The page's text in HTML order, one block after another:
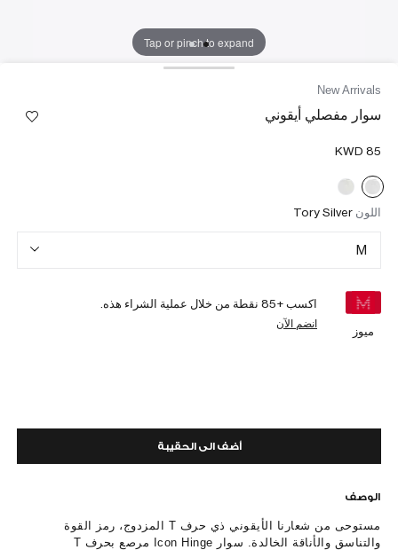
Tap or pinch to expand
New Arrivals
سوار مفصلي أيقوني
اللون Tory Silver
M
ميوز
اكسب +85 نقطة من خلال عملية الشراء هذه.
انضم الآن
أضف الى الحقيبة
الوصف
مستوحى من شعارنا الأيقوني ذي حرف T المزدوج، رمز القوة
والتناسق والأناقة الخالدة. سوار Icon Hinge مرصع بحرف T